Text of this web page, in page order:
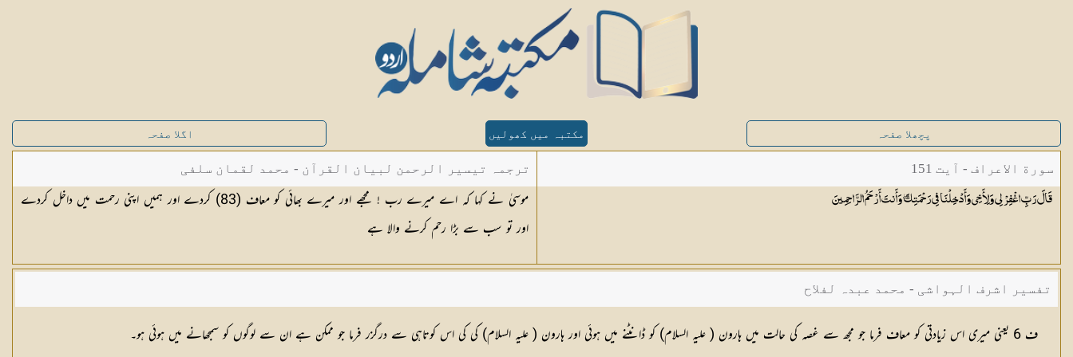
پچھلا صفحہ مکتبہ میں کھولیں اگلا صفحہ
سورة الاعراف - آیت 151
قَالَ رَبِّ اغْفِرْ لِي وَلِأَخِي وَأَدْخِلْنَا فِي رَحْمَتِكَ ۖ وَأَنتَ أَرْحَمُالرَّاحِمِينَ
ترجمہ تیسیر الرحمن لبیان القرآن - محمد لقمان سلفی
موسیٰ نے کہا کہ اے میرے رب ! مجھے اور میرے بھائی کو معاف (83) کردے اور ہمیں اپنی رحمت میں داخل کردے
اور تو سب سے بڑا رحم کرنے والا ہے
تفسیر اشرف الہواشی - محمد عبدہ لفلاح
ف 6 یعنی میری اس زیادتی کو معاف فرما جو مجھ سے غصہ کی حالت میں ہارون ( علیہ السلام) کو ڈانٹنے میں ہوئی اور ہارون ( علیہ السلام) کی کی اس کوتاہی سے درگزر فرما جو ممکن ہے ان سے لوگوں کو سمجھانے میں ہوئی ہو۔